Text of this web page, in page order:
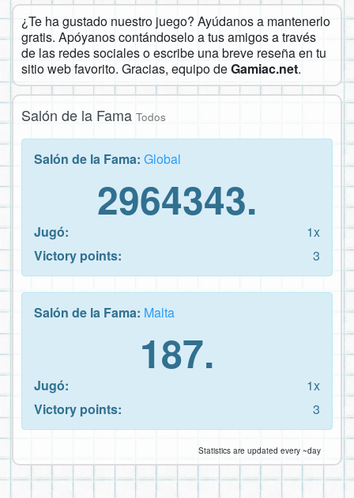
¿Te ha gustado nuestro juego? Ayúdanos a mantenerlo
gratis. Apóyanos contándoselo a tus amigos a través
de las redes sociales o escribe una breve reseña en tu
sitio web favorito. Gracias, equipo deGamiac.net.
Salón de la Fama Todos
Salón de la Fama: Global
2964343.
Jugó:
1x
Victory points:
3
Salón de la Fama: Malta
187.
Jugó:
1x
Victory points:
3
Statistics are updated every ~day